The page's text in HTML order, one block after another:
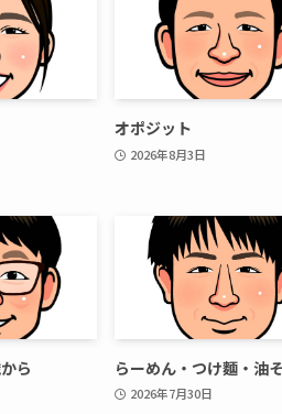
オポジット
2026年8月3日
ら らーめん・つけ麵・油
2026年7月30日